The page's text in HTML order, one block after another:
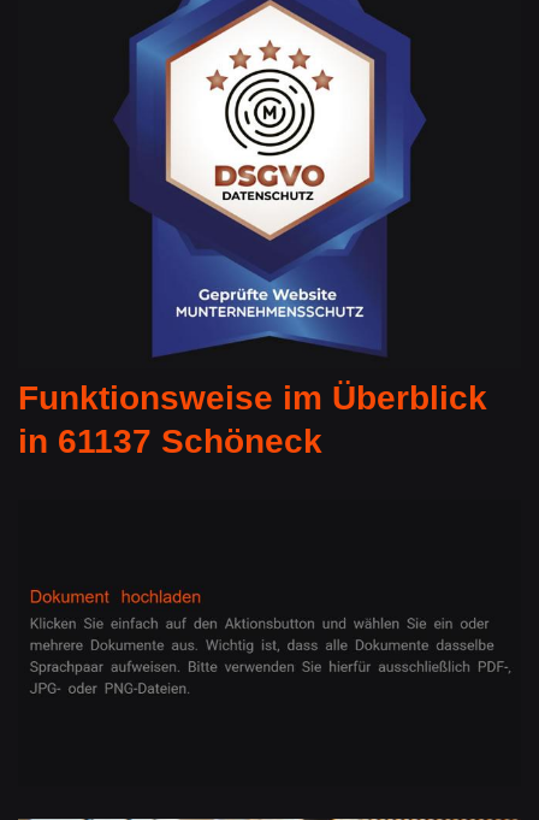
Funktionsweise im Überblick
in 61137 Schöneck